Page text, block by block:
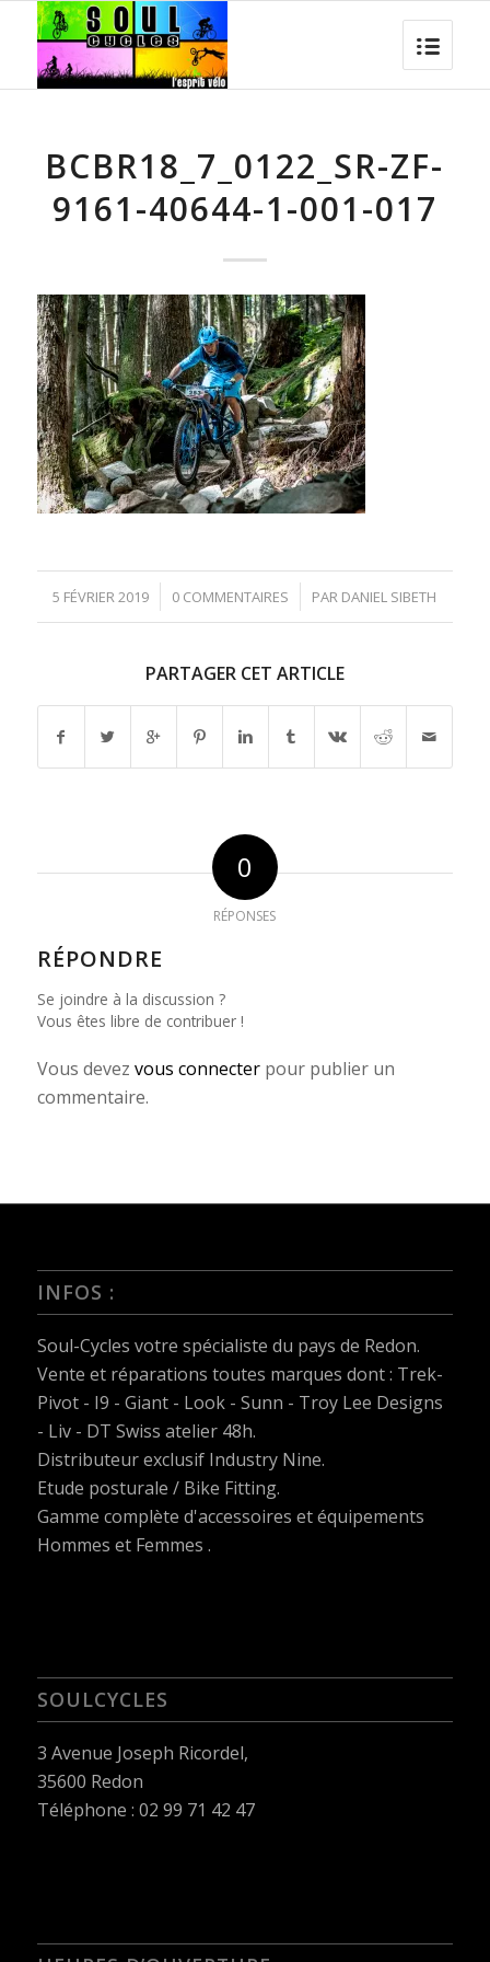
BCBR18_7_0122_SR-ZF-
9161-40644-1-001-017
5 FÉVRIER 2019
/ 0 COMMENTAIRES
/ PAR DANIEL SIBETH
PARTAGER CET ARTICLE
0
RÉPONSES
RÉPONDRE
Se joindre à la discussion ?
Vous êtes libre de contribuer !
Vous devez vous connecterpour publier un
commentaire.
INFOS :
Soul-Cycles votre spécialiste du pays de Redon.
Vente et réparations toutes marques dont : Trek-
Pivot - I9 - Giant - Look - Sunn - Troy Lee Designs
- Liv - DT Swiss atelier 48h.
Distributeur exclusif Industry Nine.
Etude posturale / Bike Fitting.
Gamme complète d'accessoires et équipements
Hommes et Femmes .
SOULCYCLES
3 Avenue Joseph Ricordel,
35600 Redon
Téléphone : 02 99 71 42 47